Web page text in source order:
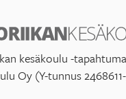
kesäkoulu -
Oy (Y-tunnus